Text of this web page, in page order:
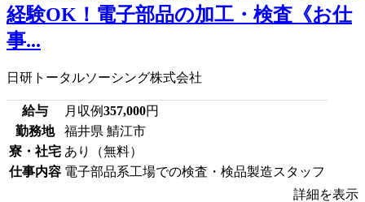
経験OK！電子部品の加工・検査《お仕
事...
日研トータルソーシング株式会社
給与 月収例357,000円
勤務地
福井県 鯖江市
寮・社宅 あり（無料）
仕事内容 電子部品系工場での検査・検品製造スタッフ
詳細を表示